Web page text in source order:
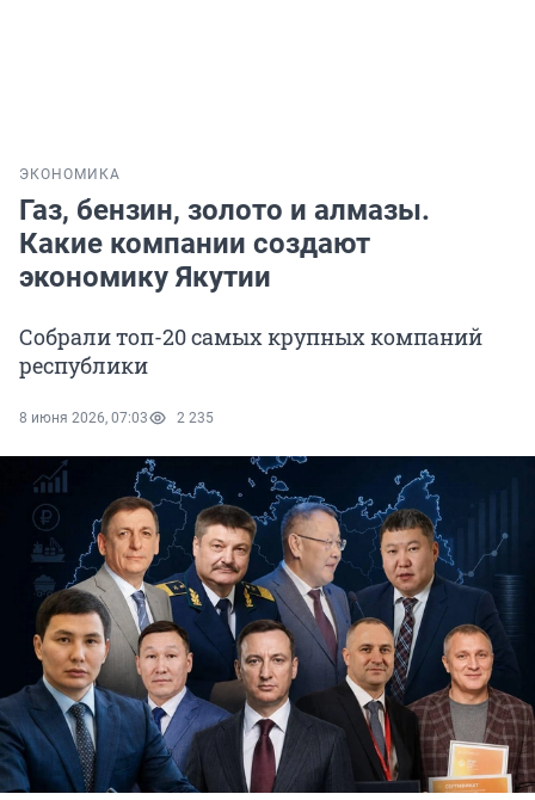
ЭКОНОМИКА
Газ, бензин, золото и алмазы.
Какие компании создают
экономику Якутии
Собрали топ-20 самых крупных компаний
республики
8 июня 2026, 07:03 2 235